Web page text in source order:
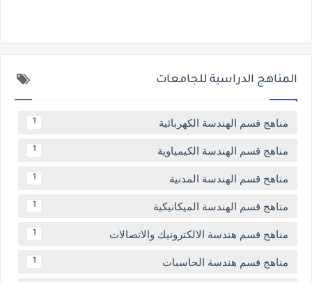
المناهج الدراسية للجامعات
مناهج قسم الهندسة الكهربائية 1
مناهج قسم الهندسة الكيمياوية 1
مناهج قسم الهندسة المدنية 1
مناهج قسم الهندسة الميكانيكية 1
مناهج قسم هندسة الالكترونيك والاتصالات 1
مناهج قسم هندسة الحاسبات 1